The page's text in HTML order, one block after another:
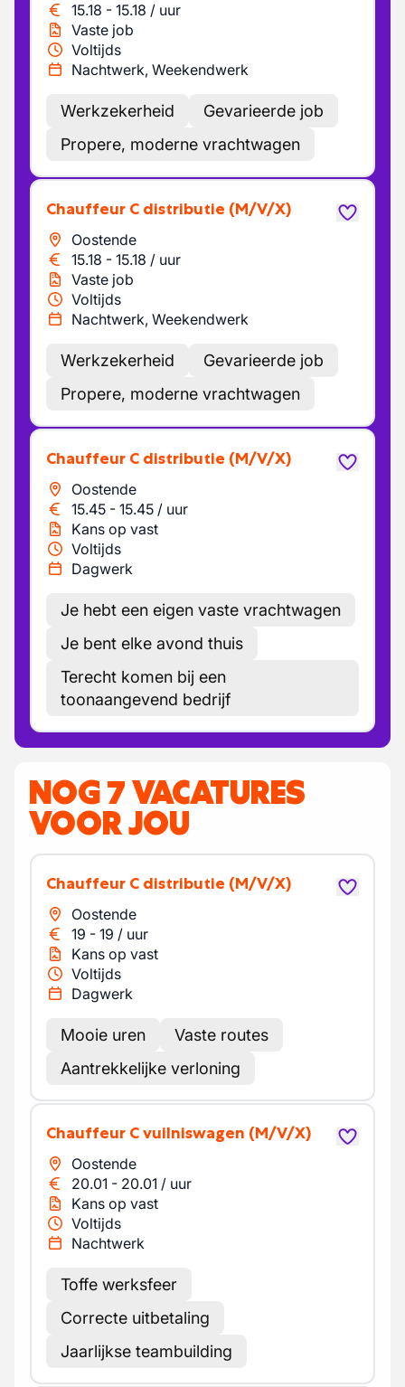
15.18 - 15.18 / uur
Vaste job
Voltijds
Nachtwerk, Weekendwerk
Werkzekerheid
Gevarieerde job
Propere, moderne vrachtwagen
Chauffeur C distributie (M/V/X)
Oostende
15.18 - 15.18 / uur
Vaste job
Voltijds
Nachtwerk, Weekendwerk
Werkzekerheid
Gevarieerde job
Propere, moderne vrachtwagen
Chauffeur C distributie (M/V/X)
Oostende
15.45 - 15.45 / uur
Kans op vast
Voltijds
Dagwerk
Je hebt een eigen vaste vrachtwagen
Je bent elke avond thuis
Terecht komen bij een
toonaangevend bedrijf
NOG 7 VACATURES
VOOR JOU
Chauffeur C distributie (M/V/X)
Oostende
19 - 19 / uur
Kans op vast
Voltijds
Dagwerk
Mooie uren
Vaste routes
Aantrekkelijke verloning
Chauffeur C vuilniswagen (M/V/X)
Oostende
20.01 - 20.01 / uur
Kans op vast
Voltijds
Nachtwerk
Toffe werksfeer
Correcte uitbetaling
Jaarlijkse teambuilding